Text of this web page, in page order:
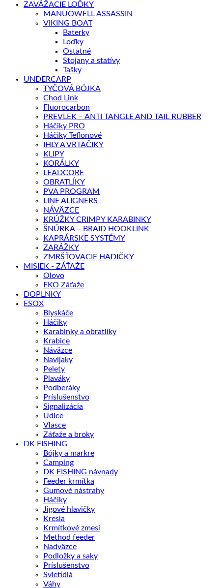
ZAVÁŽACIE LOĎKY
MANUOWELL ASSASSIN
VIKING BOAT
Baterky
Loďky
Ostatné
Stojany a statívy
Tašky
UNDERCARP
TYČOVÁ BÓJKA
Chod Link
Fluorocarbon
PREVLEK – ANTI TANGLE AND TAIL RUBBER
Háčiky PRO
Háčiky Teflonové
IHLY A VRTAČIKY
KLIPY
KORÁLKY
LEADCORE
OBRATLÍKY
PVA PROGRAM
LINE ALIGNERS
NÁVÄZCE
KRÚŽKY CRIMPY KARABINKY
ŠNÚRKA – BRAID HOOKLINK
KAPRÁRSKE SYSTÉMY
ZARÁŽKY
ZMRŠŤOVACIE HADIČKY
MISIEK - ZÁŤAŽE
Olovo
EKO Záťaže
DOPLNKY
ESOX
Blyskáče
Háčiky
Karabinky a obratlíky
Krabice
Náväzce
Navijaky
Pelety
Plaváky
Podberáky
Príslušenstvo
Signalizácia
Udice
Vlasce
Záťaže a broky
DK FISHING
Bójky a markre
Camping
DK FISHING návnady
Feeder krmítka
Gumové nástrahy
Háčiky
Jigové hlavičky
Kresla
Krmítkové zmesi
Method feeder
Nadväzce
Podložky a saky
Príslušenstvo
Svietidlá
Váhy